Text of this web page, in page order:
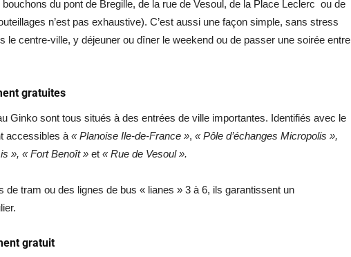
du pont de Bregille, de la rue de Vesoul, de la Place Leclerc ou de
n’est pas exhaustive). C’est aussi une façon simple, sans stress
le centre-ville, y déjeuner ou dîner le weekend ou de passer une soirée entre
gratuites
Ginko sont tous situés à des entrées de ville importantes. Identifiés avec le
accessibles à « Planoise Ile-de-France », « Pôle d’échanges Micropolis »,
», « Fort Benoît » et « Rue de Vesoul ».
de tram ou des lignes de bus « lianes » 3 à 6, ils garantissent un
gratuit